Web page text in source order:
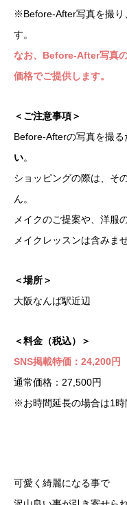
※Before-After写真を撮り
す。
なお、 Before-After写真
価格でご提供します。
＜ご注意事項＞
Before-Afterの写真を撮る
い。
ショッピングの際は、そ
ん。
メイクのご提案や、洋服
メイクレッスンは含みませ
＜場所＞
大阪なんば駅近辺
＜料金（税込）＞
SNS掲載特価：24,200円
通常価格：27,500円
※お時間延長の場合は1時
可愛く綺麗になる事で